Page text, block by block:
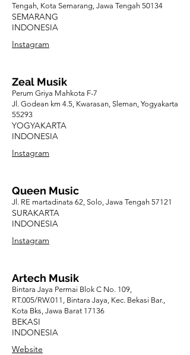
Tengah, Kota Semarang, Jawa Tengah 50134
SEMARANG
INDONESIA
Instagram
Zeal Musik
Perum Griya Mahkota F-7
Jl. Godean km 4.5, Kwarasan, Sleman, Yogyakarta
55293
YOGYAKARTA
INDONESIA
Instagram
Queen Music
Jl. RE martadinata 62, Solo, Jawa Tengah 57121
SURAKARTA
INDONESIA
Instagram
Artech Musik
Bintara Jaya Permai Blok C No. 109,
RT.005/RW.011, Bintara Jaya, Kec. Bekasi Bar.,
Kota Bks, Jawa Barat 17136
BEKASI
INDONESIA
Website